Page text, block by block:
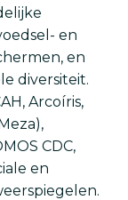
en
en
diversiteit.
Arcoíris,
CDC,
en